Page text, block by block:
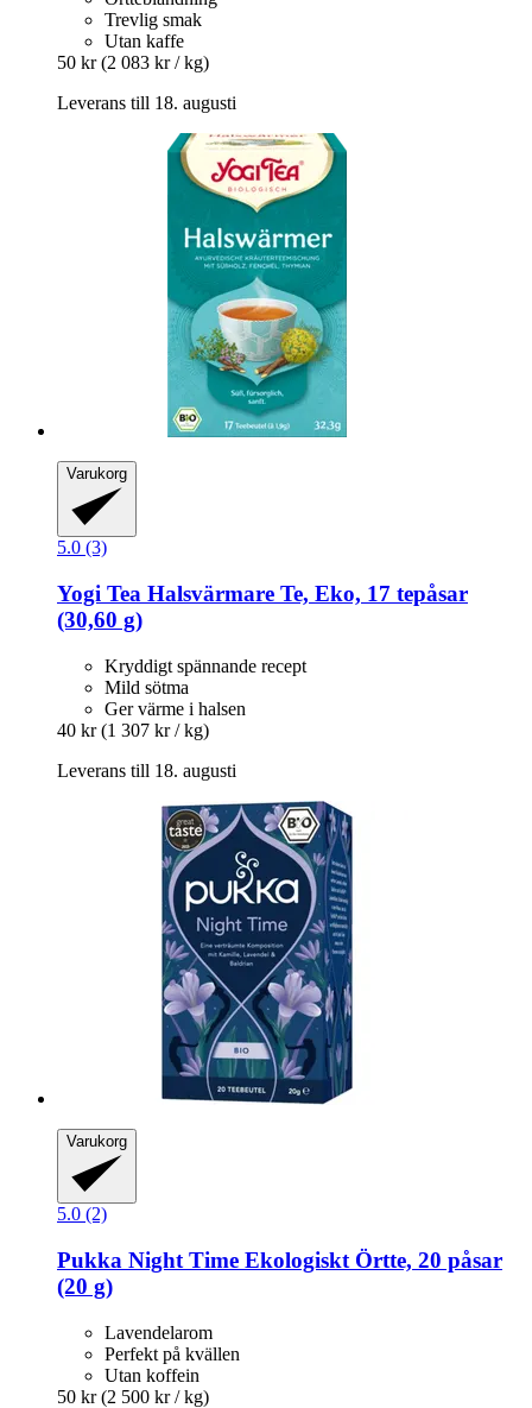
Trevlig smak
Utan kaffe
50 kr (2 083 kr / kg)
Leverans till 18. augusti
Varukorg
5.0 (3)
Yogi Tea Halsvärmare Te, Eko, 17 tepåsar
(30,60 g)
Kryddigt spännande recept
Mild sötma
Ger värme i halsen
40 kr (1 307 kr / kg)
Leverans till 18. augusti
Varukorg
5.0 (2)
Pukka Night Time Ekologiskt Örtte, 20 påsar
(20 g)
Lavendelarom
Perfekt på kvällen
Utan koffein
50 kr (2 500 kr / kg)